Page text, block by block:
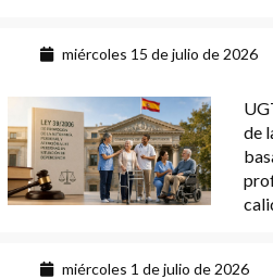
miércoles 15 de julio de 2026
de
miércoles 1 de julio de 2026